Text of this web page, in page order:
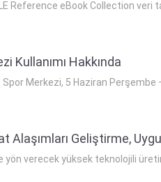
Reference eBook Collection
Kullanımı Hakkında
Merkezi, 5 Haziran
Alaşımları Geliştirme,
verecek yüksek teknolojili